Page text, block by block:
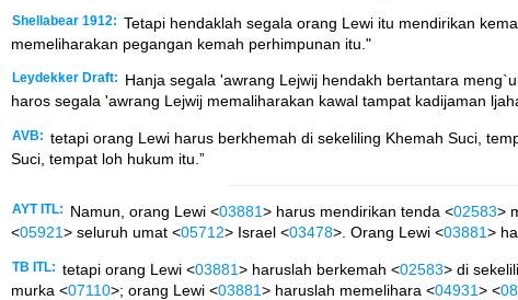
Shellabear 1912: Tetapi hendaklah segala orang Lewi itu mendirikan
memeliharakan pegangan kemah perhimpunan itu."
Leydekker Draft:
Hanja segala 'awrang Lejwij hendakh bertantara
haros segala 'awrang Lejwij memaliharakan kawal tampat kadijaman
AVB: tetapi orang Lewi harus berkhemah di sekeliling Khemah Suci,
Suci, tempat loh hukum itu.”
AYT ITL: Namun, orang Lewi <03881> harus mendirikan tenda <02583>
<05921> seluruh umat <05712> Israel <03478>. Orang Lewi <03881>
TB ITL: tetapi orang Lewi <03881> haruslah berkemah <02583> di
murka <07110>; orang Lewi <03881> haruslah memelihara <04931> <